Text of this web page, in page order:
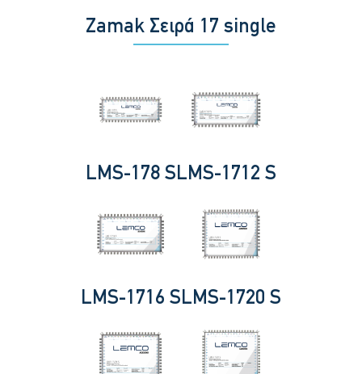
Zamak Σειρά 17 single
LMS-178 S LMS-1712 S
LMS-1716 S LMS-1720 S